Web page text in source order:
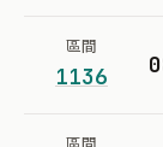
區間
1136